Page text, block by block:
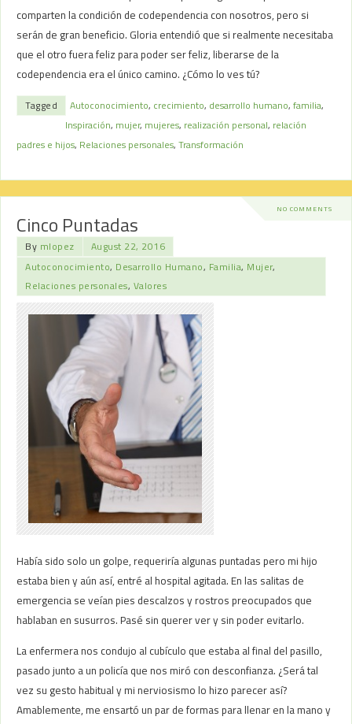
comparten la condición de codependencia con nosotros, pero si
serán de gran beneficio. Gloria entendió que si realmente necesitaba
que el otro fuera feliz para poder ser feliz, liberarse de la
codependencia era el único camino. ¿Cómo lo ves tú?
Tagged Autoconocimiento, crecimiento, desarrollo humano,familia,
Inspiración, mujer, mujeres, realización personal, relación
padres e hijos, Relaciones personales,Transformación
NO COMMENTS
Cinco Puntadas
By mlopez
August 22, 2016
Autoconocimiento, Desarrollo Humano, Familia, Mujer,
Relaciones personales, Valores
Había sido solo un golpe, requeriría algunas puntadas pero mi hijo
estaba bien y aún así, entré al hospital agitada. En las salitas de
emergencia se veían pies descalzos y rostros preocupados que
hablaban en susurros. Pasé sin querer ver y sin poder evitarlo.
La enfermera nos condujo al cubículo que estaba al final del pasillo,
pasado junto a un policía que nos miró con desconfianza. ¿Será tal
vez su gesto habitual y mi nerviosismo lo hizo parecer así?
Amablemente, me ensartó un par de formas para llenar en la mano y